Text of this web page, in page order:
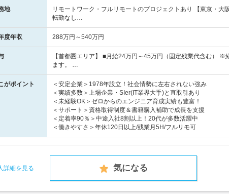
地
リモートワーク・フルリモートのプロジェクトあり 【東京・大
転勤なし…
度年収 288万円～540万円
【首都圏エリア】 ■月給24万円～45万円（固定残業代含む） ※
ます。 …
がポイント
＜安定企業＞1978年設立！社会情勢に左右されない強み
＜実績多数＞上場企業・SIer(IT業界大手)と直取引あり
＜未経験OK＞ゼロからのエンジニア育成実績も豊富！
＜サポート＞資格取得制度＆書籍購入補助で成長を支援
＜定着率90％＞中途入社8割以上！20代が多数活躍中
＜働きやすさ＞年休120日以上/残業月5H/フルリモ可
詳細を見る 気になる